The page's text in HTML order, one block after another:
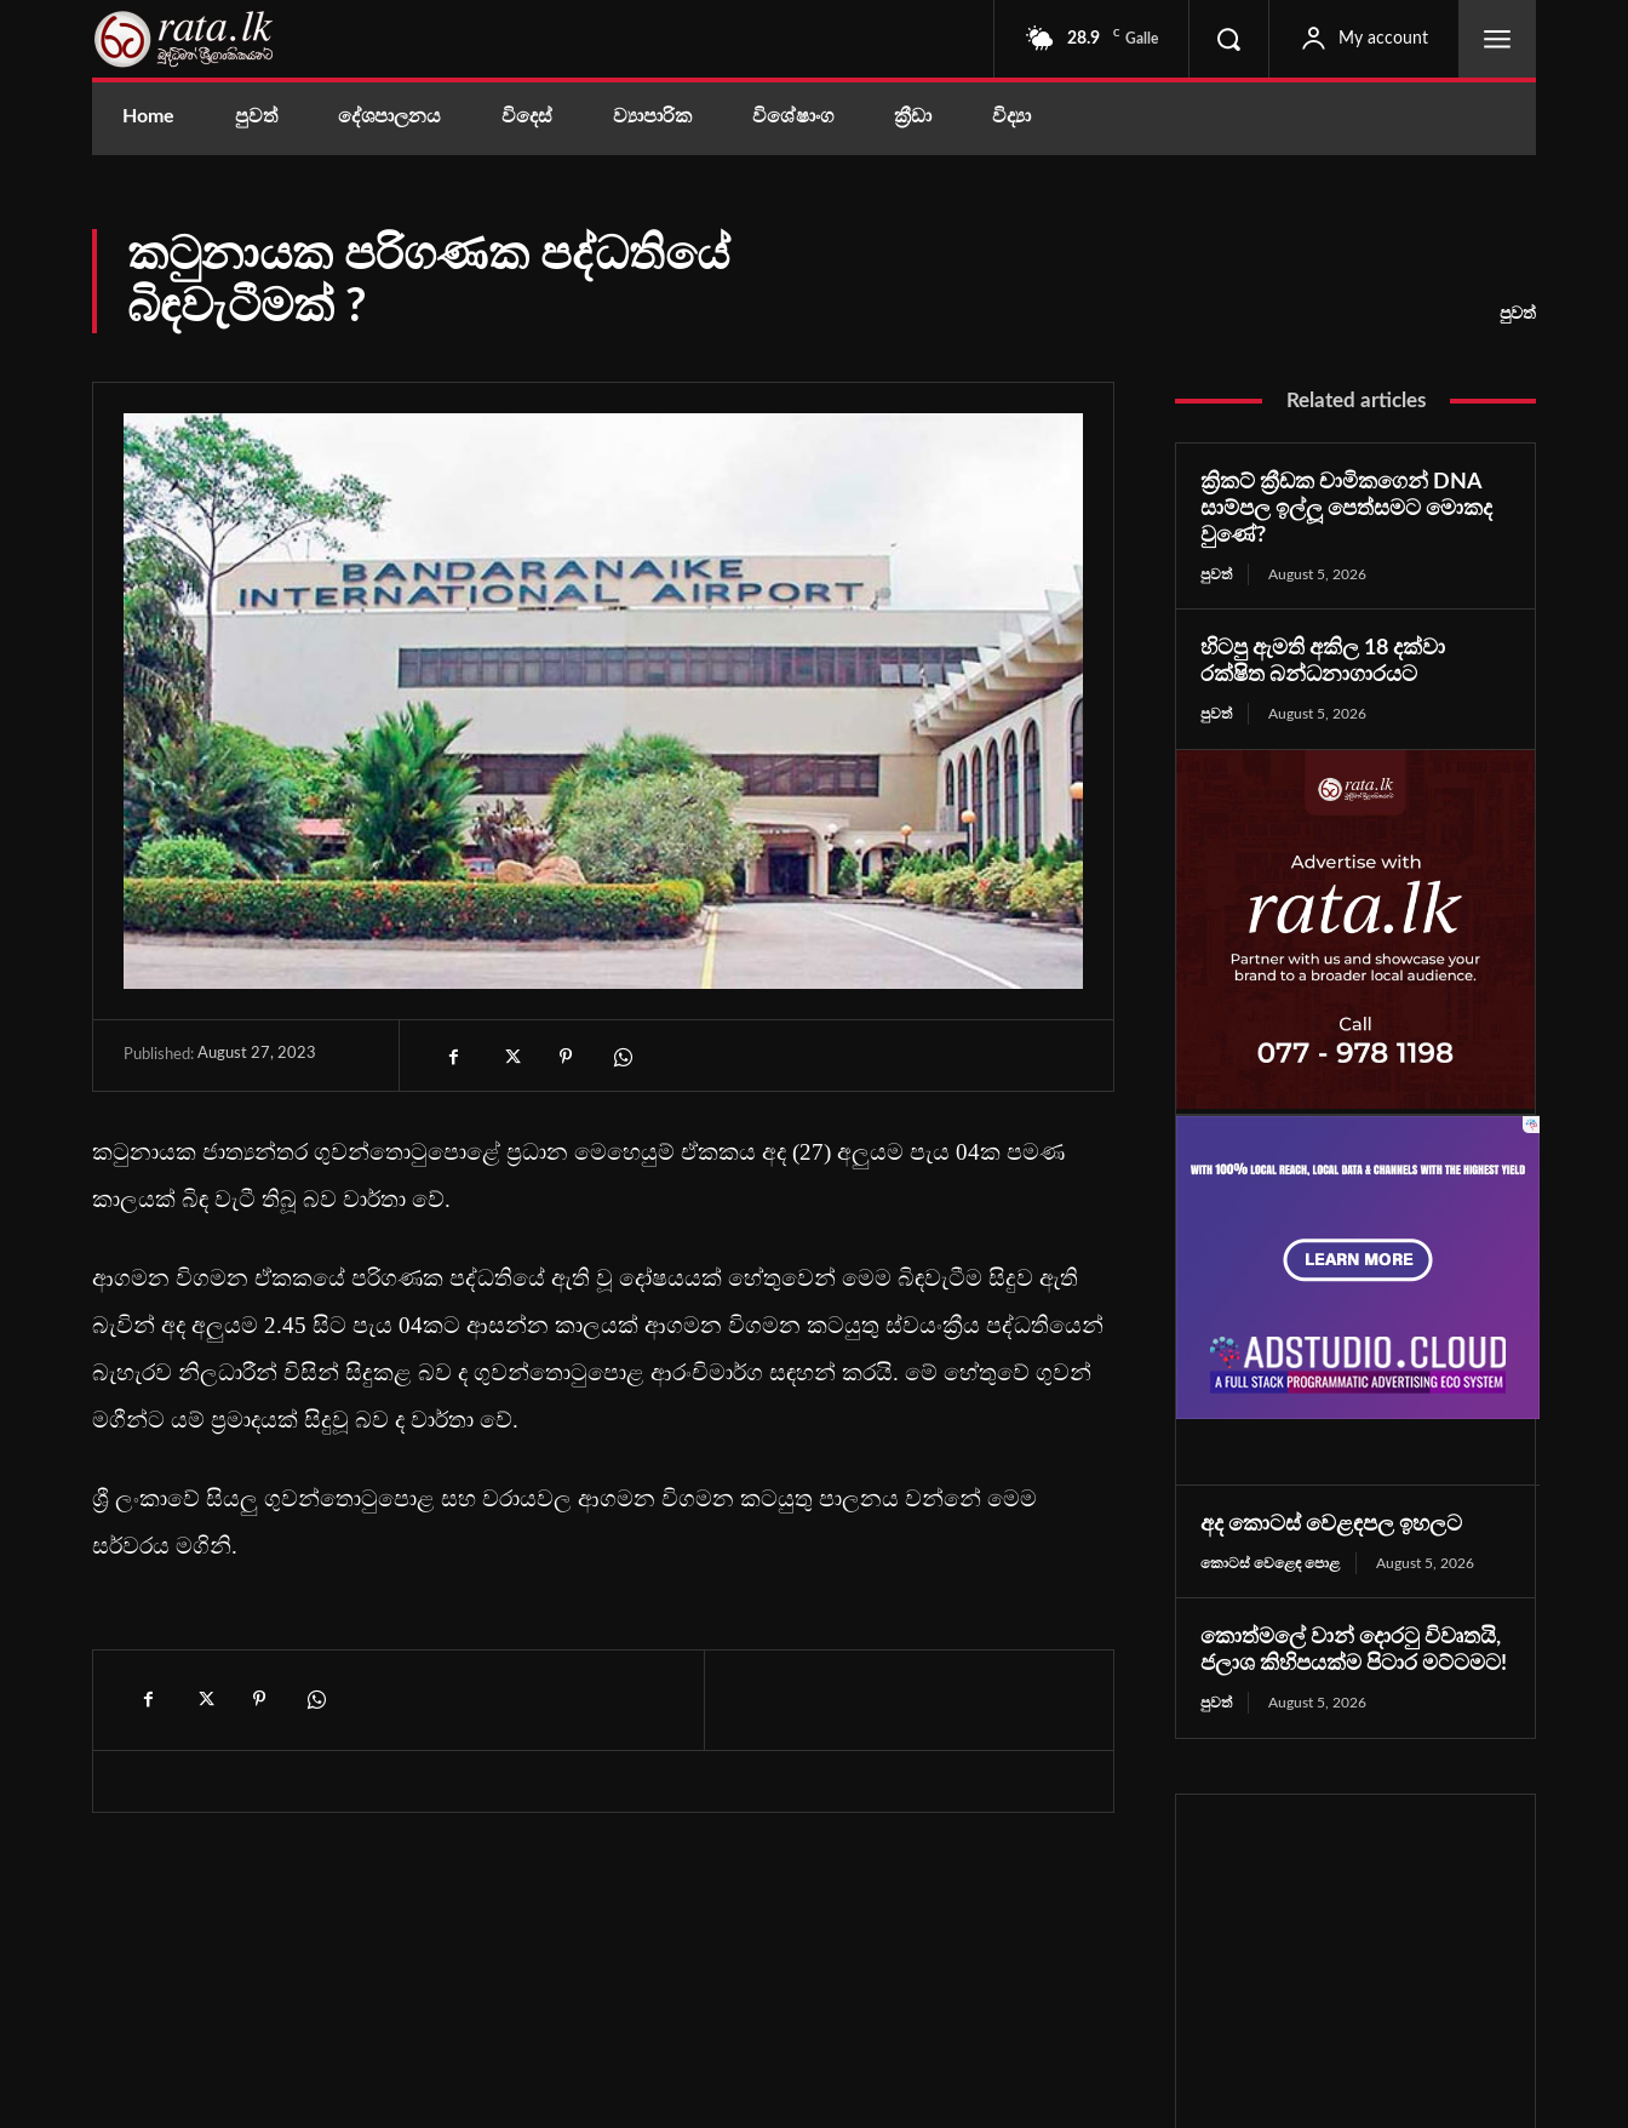
28.9 C Galle My account
Home පුවත් දේශපාලනය විදෙස් ව්‍යාපාරික විශේෂාංග ක්‍රීඩා විද්‍යා
කටුනායක පරිගණක පද්ධතියේ
බිඳවැටීමක් ?
පුවත්
Published: August 27, 2023
කටුනායක ජාත්‍යන්තර ගුවන්තොටුපොළේ ප්‍රධාන මෙහෙයුම් ඒකකය අද (27) අලුයම පැය 04ක පමණ
කාලයක් බිඳ වැටී තිබූ බව වාර්තා වේ.
ආගමන විගමන ඒකකයේ පරිගණක පද්ධතියේ ඇති වූ දෝෂයයක් හේතුවෙන් මෙම බිඳවැටීම සිදුව ඇති
බැවින් අද අලුයම 2.45 සිට පැය 04කට ආසන්න කාලයක් ආගමන විගමන කටයුතු ස්වයංක්‍රීය පද්ධතියෙන්
බැහැරව නිලධාරීන් විසින් සිදුකළ බව ද ගුවන්තොටුපොළ ආරංචිමාර්ග සඳහන් කරයි. මේ හේතුවේ ගුවන්
මගීන්ට යම් ප්‍රමාදයක් සිදුවූ බව ද වාර්තා වේ.
ශ්‍රී ලංකාවේ සියලු ගුවන්තොටුපොළ සහ වරායවල ආගමන විගමන කටයුතු පාලනය වන්නේ මෙම
සර්වරය මගිනි.
Related articles
ක්‍රිකට් ක්‍රීඩක චාමිකගෙන් DNA
සාම්පල ඉල්ලූ පෙත්සමට මොකද
වුණේ?
පුවත් August 5, 2026
හිටපු ඇමති අකිල 18 දක්වා
රක්ෂිත බන්ධනාගාරයට
පුවත් August 5, 2026
අද කොටස් වෙළඳපල ඉහලට
කොටස් වෙළෙඳ පොළ August 5, 2026
කොත්මලේ වාන් දොරටු විවෘතයි,
ජලාශ කිහිපයක්ම පිටාර මට්ටමට!
පුවත් August 5, 2026